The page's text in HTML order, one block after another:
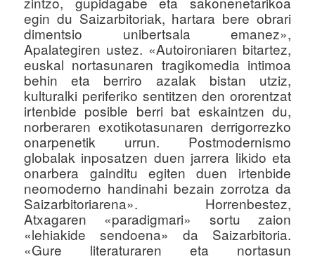
egin du Saizarbitoriak, hartara bere obrari
dimentsio unibertsala emanez»,
Apalategiren ustez. «Autoironiaren bitartez,
euskal nortasunaren tragikomedia intimoa
behin eta berriro azalak bistan utziz,
kulturalki periferiko sentitzen den ororentzat
irtenbide posible berri bat eskaintzen du,
norberaren exotikotasunaren derrigorrezko
onarpenetik urrun. Postmodernismo
globalak inposatzen duen jarrera likido eta
onarbera gainditu egiten duen irtenbide
neomoderno handinahi bezain zorrotza da
Saizarbitoriarena». Horrenbestez,
Atxagaren «paradigmari» sortu zaion
«lehiakide sendoena» da Saizarbitoria.
«Gure literaturaren eta nortasun